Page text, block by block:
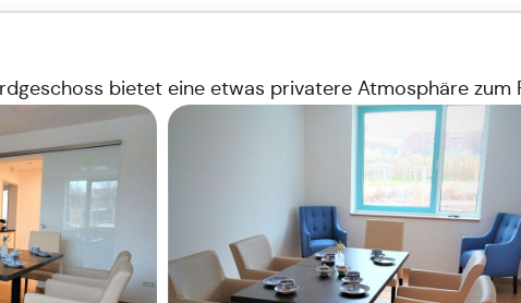
bietet eine etwas privatere Atmosphäre zum